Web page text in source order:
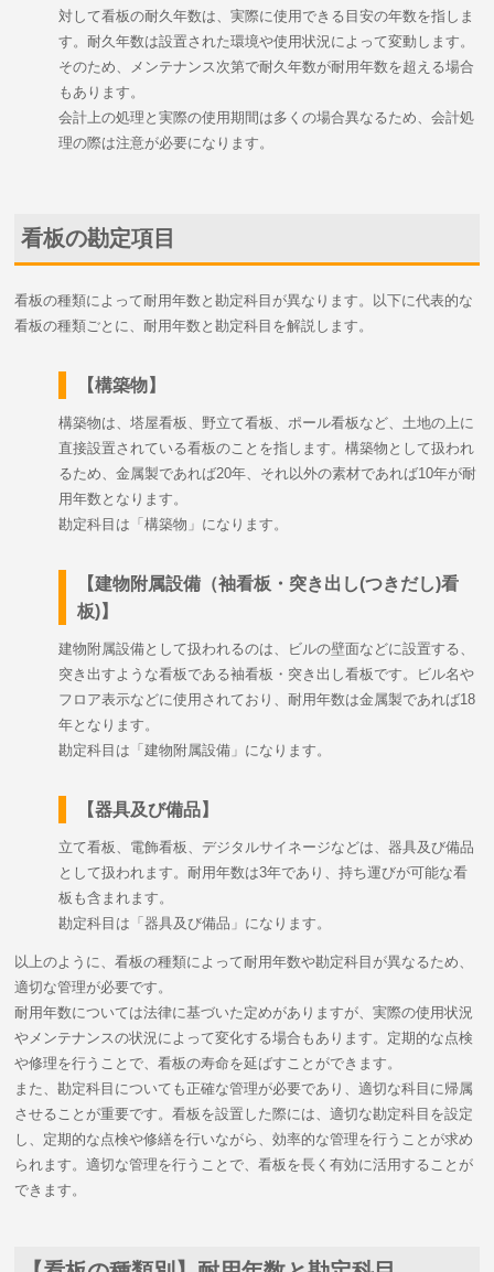
対して看板の耐久年数は、実際に使用できる目安の年数を指しま
す。耐久年数は設置された環境や使用状況によって変動します。
そのため、メンテナンス次第で耐久年数が耐用年数を超える場合
もあります。
会計上の処理と実際の使用期間は多くの場合異なるため、会計処
理の際は注意が必要になります。
看板の勘定項目
看板の種類によって耐用年数と勘定科目が異なります。以下に代表的な
看板の種類ごとに、耐用年数と勘定科目を解説します。
【構築物】
構築物は、塔屋看板、野立て看板、ポール看板など、土地の上に
直接設置されている看板のことを指します。構築物として扱われ
るため、金属製であれば20年、それ以外の素材であれば10年が耐
用年数となります。
勘定科目は「構築物」になります。
【建物附属設備（袖看板・突き出し(つきだし)看
板)】
建物附属設備として扱われるのは、ビルの壁面などに設置する、
突き出すような看板である袖看板・突き出し看板です。ビル名や
フロア表示などに使用されており、耐用年数は金属製であれば18
年となります。
勘定科目は「建物附属設備」になります。
【器具及び備品】
立て看板、電飾看板、デジタルサイネージなどは、器具及び備品
として扱われます。耐用年数は3年であり、持ち運びが可能な看
板も含まれます。
勘定科目は「器具及び備品」になります。
以上のように、看板の種類によって耐用年数や勘定科目が異なるため、
適切な管理が必要です。
耐用年数については法律に基づいた定めがありますが、実際の使用状況
やメンテナンスの状況によって変化する場合もあります。定期的な点検
や修理を行うことで、看板の寿命を延ばすことができます。
また、勘定科目についても正確な管理が必要であり、適切な科目に帰属
させることが重要です。看板を設置した際には、適切な勘定科目を設定
し、定期的な点検や修繕を行いながら、効率的な管理を行うことが求め
られます。適切な管理を行うことで、看板を長く有効に活用することが
できます。